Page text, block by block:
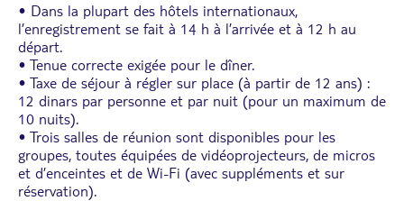
• Dans la plupart des hôtels internationaux,
l’enregistrement se fait à 14 h à l’arrivée et à 12 h au
départ.
• Tenue correcte exigée pour le dîner.
• Taxe de séjour à régler sur place (à partir de 12 ans) :
12 dinars par personne et par nuit (pour un maximum de
10 nuits).
• Trois salles de réunion sont disponibles pour les
groupes, toutes équipées de vidéoprojecteurs, de micros
et d’enceintes et de Wi-Fi (avec suppléments et sur
réservation).